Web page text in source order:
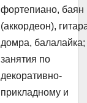
фортепиано, баян
(аккордеон),
домра, балалайка;
занятия по
декоративно-
прикладному и